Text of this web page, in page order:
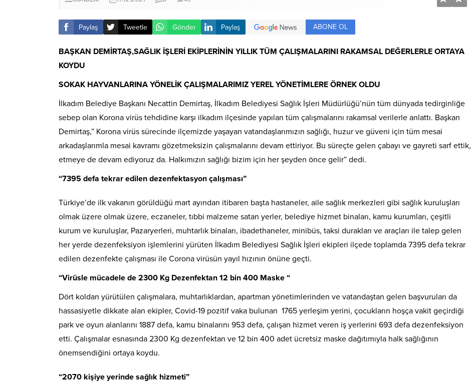
Paylaş Tweetle Gönder Paylaş ABONE OL
BAŞKAN DEMİRTAŞ,SAĞLIK İŞLERİ EKİPLERİNİN YILLIK TÜM ÇALIŞMALARINI RAKAMSAL DEĞERLERLE ORTAYA
KOYDU
SOKAK HAYVANLARINA YÖNELİK ÇALIŞMALARIMIZ YEREL YÖNETİMLERE ÖRNEK OLDU
İlkadım Belediye Başkanı Necattin Demirtaş, İlkadım Belediyesi Sağlık İşleri Müdürlüğü’nün tüm dünyada tedirginliğe
sebep olan Korona virüs tehdidine karşı ilkadım ilçesinde yapılan tüm çalışmalarını rakamsal verilerle anlattı. Başkan
Demirtaş,” Korona virüs sürecinde ilçemizde yaşayan vatandaşlarımızın sağlığı, huzur ve güveni için tüm mesai
arkadaşlarımla mesai kavramı gözetmeksizin çalışmalarını devam ettiriyor. Bu süreçte gelen çabayı ve gayreti sarf ettik,
etmeye de devam ediyoruz da. Halkımızın sağlığı bizim için her şeyden önce gelir” dedi.
“7395 defa tekrar edilen dezenfektasyon çalışması”
Türkiye’de ilk vakanın görüldüğü mart ayından itibaren başta hastaneler, aile sağlık merkezleri gibi sağlık kuruluşları
olmak üzere olmak üzere, eczaneler, tıbbi malzeme satan yerler, belediye hizmet binaları, kamu kurumları, çeşitli
kurum ve kuruluşlar, Pazaryerleri, muhtarlık binaları, ibadethaneler, minibüs, taksi durakları ve araçları ile talep gelen
her yerde dezenfeksiyon işlemlerini yürüten İlkadım Belediyesi Sağlık İşleri ekipleri ilçede toplamda 7395 defa tekrar
edilen dezenfekte çalışması ile Corona virüsün yayıl hızının önüne geçti.
“Virüsle mücadele de 2300 Kg Dezenfektan 12 bin 400 Maske “
Dört koldan yürütülen çalışmalara, muhtarlıklardan, apartman yönetimlerinden ve vatandaştan gelen başvuruları da
hassasiyetle dikkate alan ekipler, Covid-19 pozitif vaka bulunan 1765 yerleşim yerini, çocukların hoşça vakit geçirdiği
park ve oyun alanlarını 1887 defa, kamu binalarını 953 defa, çalışan hizmet veren iş yerlerini 693 defa dezenfeksiyon
etti. Çalışmalar esnasında 2300 Kg dezenfektan ve 12 bin 400 adet ücretsiz maske dağıtımıyla halk sağlığının
önemsendiğini ortaya koydu.
“2070 kişiye yerinde sağlık hizmeti”